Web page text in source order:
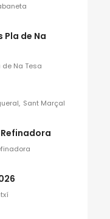
Pla de Na
de Na Tesa
Sant Marçal